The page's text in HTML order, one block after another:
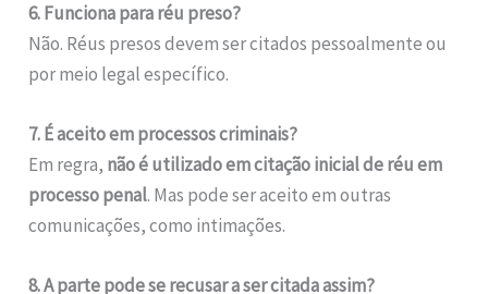
6. Funciona para réu preso?
Não. Réus presos devem ser citados pessoalmente ou
por meio legal específico.
7. É aceito em processos criminais?
Em regra, não é utilizado em citação inicial de réu em
processo penal. Mas pode ser aceito em outras
comunicações, como intimações.
8. A parte pode se recusar a ser citada assim?